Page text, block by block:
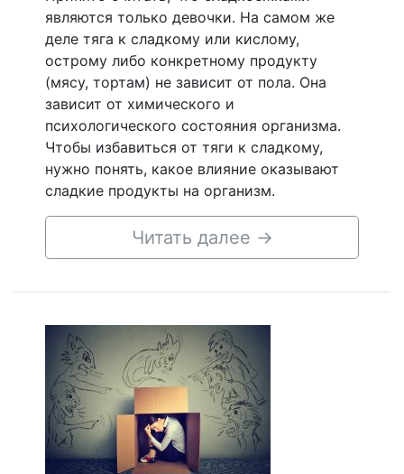
являются только девочки. На самом же
деле тяга к сладкому или кислому,
острому либо конкретному продукту
(мясу, тортам) не зависит от пола. Она
зависит от химического и
психологического состояния организма.
Чтобы избавиться от тяги к сладкому,
нужно понять, какое влияние оказывают
сладкие продукты на организм.
Читать далее →